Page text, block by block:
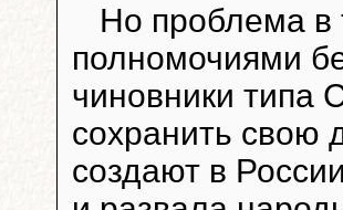
Но проблема в
полномочиями
чиновники типа
сохранить свою
создают в